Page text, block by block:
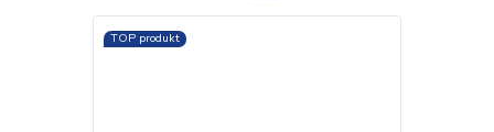
TOP produkt